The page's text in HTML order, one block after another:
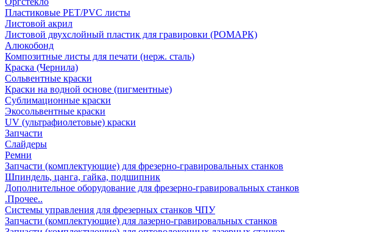
Пластиковые PET/PVC листы
Листовой акрил
Листовой двухслойный пластик для гравировки (РОМАРК)
Алюкобонд
Композитные листы для печати (нерж. сталь)
Краска (Чернила)
Сольвентные краски
Краски на водной основе (пигментные)
Сублимационные краски
Экосольвентные краски
UV (ультрафиолетовые) краски
Запчасти
Слайдеры
Ремни
Запчасти (комплектующие) для фрезерно-гравировальных станков
Шпиндель, цанга, гайка, подшипник
Дополнительное оборудование для фрезерно-гравировальных станков
.Прочее..
Системы управления для фрезерных станков ЧПУ
Запчасти (комплектующие) для лазерно-гравировальных станков